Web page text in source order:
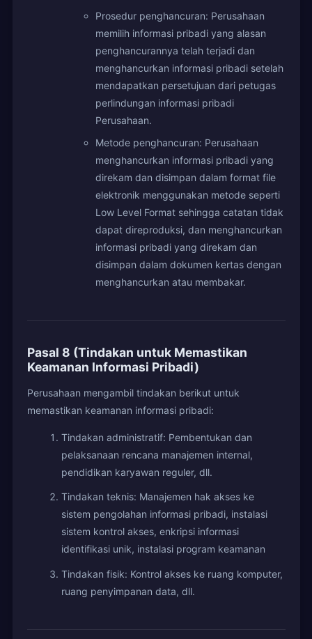
Prosedur penghancuran: Perusahaan
memilih informasi pribadi yang alasan
penghancurannya telah terjadi dan
menghancurkan informasi pribadi setelah
mendapatkan persetujuan dari petugas
perlindungan informasi pribadi
Perusahaan.
Metode penghancuran: Perusahaan
menghancurkan informasi pribadi yang
direkam dan disimpan dalam format file
elektronik menggunakan metode seperti
Low Level Format sehingga catatan tidak
dapat direproduksi, dan menghancurkan
informasi pribadi yang direkam dan
disimpan dalam dokumen kertas dengan
menghancurkan atau membakar.
Pasal 8 (Tindakan untuk Memastikan
Keamanan Informasi Pribadi)
Perusahaan mengambil tindakan berikut untuk
memastikan keamanan informasi pribadi:
Tindakan administratif: Pembentukan dan
pelaksanaan rencana manajemen internal,
pendidikan karyawan reguler, dll.
Tindakan teknis: Manajemen hak akses ke
sistem pengolahan informasi pribadi, instalasi
sistem kontrol akses, enkripsi informasi
identifikasi unik, instalasi program keamanan
Tindakan fisik: Kontrol akses ke ruang komputer,
ruang penyimpanan data, dll.